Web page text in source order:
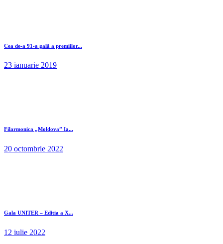
Cea de-a 91-a gală a premiilor...
23 ianuarie 2019
Filarmonica „Moldova” Ia...
20 octombrie 2022
Gala UNITER – Editia a X...
12 iulie 2022